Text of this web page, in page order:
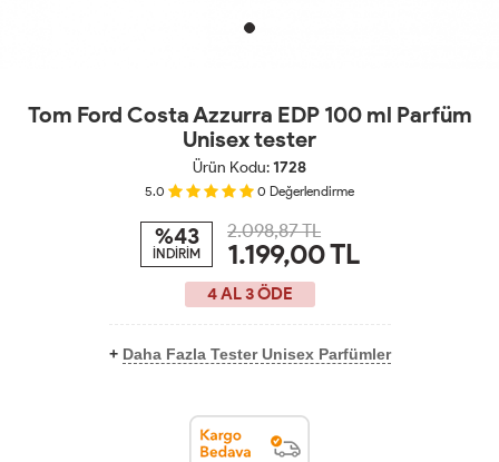
Tom Ford Costa Azzurra EDP 100 ml Parfüm
Unisex tester
Ürün Kodu:1728
5.0 0 Değerlendirme
%43
İNDİRİM
2.098,87 TL
1.199,00TL
4 AL 3 ÖDE
+ Daha Fazla Tester Unisex Parfümler